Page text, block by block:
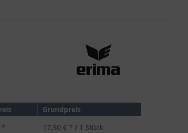
Grundpreis
* 17,50 € * / 1 Stück